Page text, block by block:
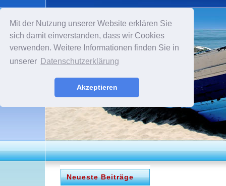
Mit der Nutzung unserer Website erklären Sie
sich damit einverstanden, dass wir Cookies
verwenden. Weitere Informationen finden Sie in
unserer Datenschutzerklärung
Akzeptieren
Neueste Beiträge